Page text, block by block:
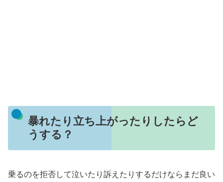
暴れたり立ち上がったりしたらど
うする？
乗るのを拒否して泣いたり訴えたりするだけならまだ良い